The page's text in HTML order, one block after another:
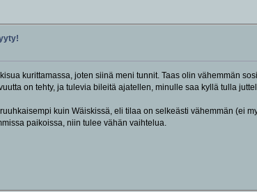
kurittamassa, joten siinä meni tunnit. Taas olin vähemmän
on tehty, ja tulevia bileitä ajatellen, minulle saa kyllä tulla
kuin Wäiskissä, eli tilaa on selkeästi vähemmän (ei
paikoissa, niin tulee vähän vaihtelua.